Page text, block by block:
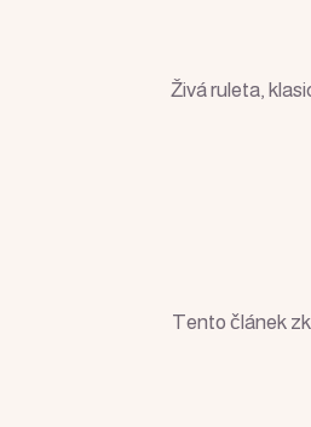
Živá ruleta,
Tento článek